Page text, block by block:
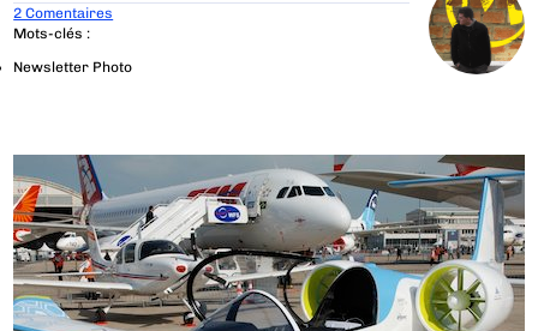
2 Comentaires
Mots-clés :
Newsletter Photo